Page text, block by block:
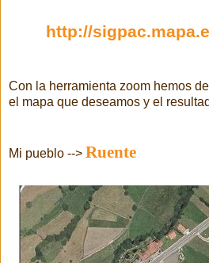
http://
Con la herramienta zoom hemos
el mapa que deseamos y el
Mi pueblo --> Ruente